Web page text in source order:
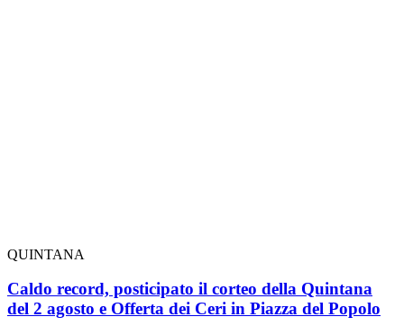
QUINTANA
Caldo record, posticipato il corteo della Quintana
del 2 agosto e Offerta dei Ceri in Piazza del Popolo